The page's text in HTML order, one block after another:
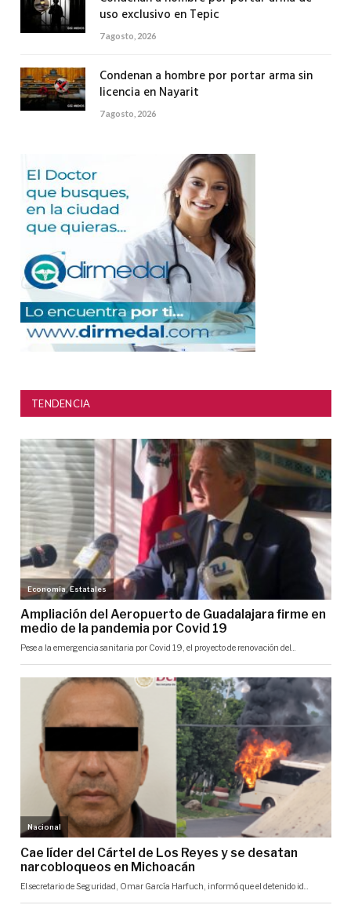
uso exclusivo en Tepic
7 agosto, 2026
Condenan a hombre por portar arma sin
licencia en Nayarit
7 agosto, 2026
TENDENCIA